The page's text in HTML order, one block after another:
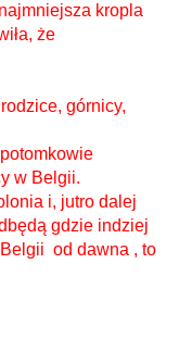
kropla
że
górnicy,
w Belgii.
i, jutro dalej
gdzie indziej
od dawna , to